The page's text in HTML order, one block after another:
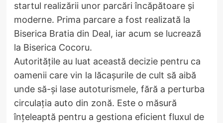
startul realizării unor parcări încăpătoare și
moderne. Prima parcare a fost realizată la
Biserica Bratia din Deal, iar acum se lucrează
la Biserica Cocoru.
Autoritățile au luat această decizie pentru ca
oamenii care vin la lăcașurile de cult să aibă
unde să-și lase autoturismele, fără a perturba
circulația auto din zonă. Este o măsură
înțeleaptă pentru a gestiona eficient fluxul de